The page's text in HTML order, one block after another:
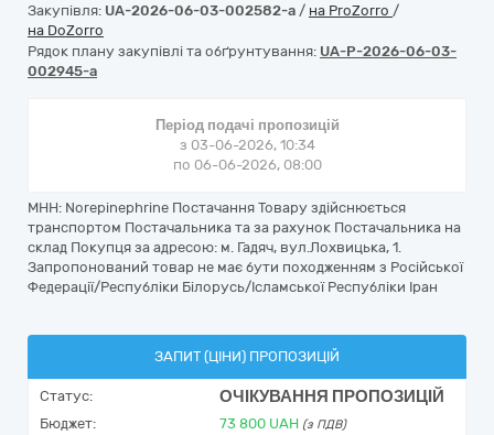
Закупівля: UA-2026-06-03-002582-a / на ProZorro /
на DoZorro
Рядок плану закупівлі та обґрунтування: UA-P-2026-06-03-
002945-a
Період подачі пропозицій
з 03-06-2026, 10:34
по 06-06-2026, 08:00
МНН: Norepinephrine Постачання Товару здійснюється
транспортом Постачальника та за рахунок Постачальника на
склад Покупця за адресою: м. Гадяч, вул.Лохвицька, 1.
Запропонований товар не має бути походженням з Російської
Федерації/Республіки Білорусь/Ісламської Республіки Іран
ЗАПИТ (ЦІНИ) ПРОПОЗИЦІЙ
Статус: ОЧІКУВАННЯ ПРОПОЗИЦІЙ
Бюджет: 73 800 UAH (з ПДВ)